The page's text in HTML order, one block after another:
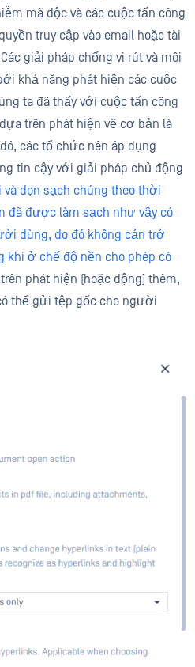
mã độc và các cuộc tấn công
truy cập vào email hoặc tài
giải pháp chống vi rút và môi
khả năng phát hiện các cuộc
ta đã thấy với cuộc tấn công
trên phát hiện về cơ bản là
các tổ chức nên áp dụng
tin cậy với giải pháp chủ động
dọn sạch chúng theo thời
đã được làm sạch như vậy có
dùng, do đó không cản trở
khi ở chế độ nền cho phép có
phát hiện (hoặc động) thêm,
thể gửi tệp gốc cho người